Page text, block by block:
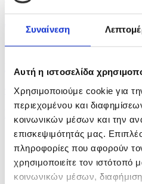
Συναίνεση
Αυτή η ιστοσελίδα
Χρησιμοποιούμε cookie για
περιεχομένου και
κοινωνικών μέσων και την
επισκεψιμότητάς μας.
πληροφορίες που αφορούν
χρησιμοποιείτε τον ιστότοπό
κοινωνικών μέσων,
πριν 18 λεπτά
Η Β. Κορέα εκτόξευσε
πριν 21 λεπτά
Η Κοίλη αποκτά τη δική